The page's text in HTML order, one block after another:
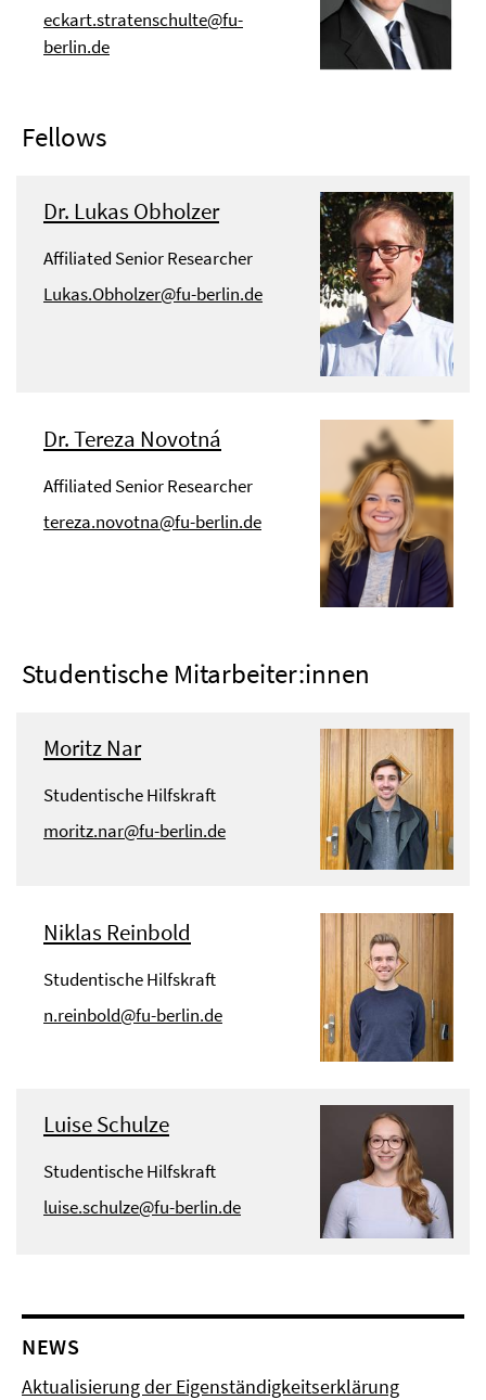
eckart.stratenschulte@fu-
berlin.de
Fellows
Dr. Lukas Obholzer
Affiliated Senior Researcher
Lukas.Obholzer@fu-berlin.de
Dr. Tereza Novotná
Affiliated Senior Researcher
tereza.novotna@fu-berlin.de
Studentische Mitarbeiter:innen
Moritz Nar
Studentische Hilfskraft
moritz.nar@fu-berlin.de
Niklas Reinbold
Studentische Hilfskraft
n.reinbold@fu-berlin.de
Luise Schulze
Studentische Hilfskraft
luise.schulze@fu-berlin.de
NEWS
Aktualisierung der Eigenständigkeitserklärung